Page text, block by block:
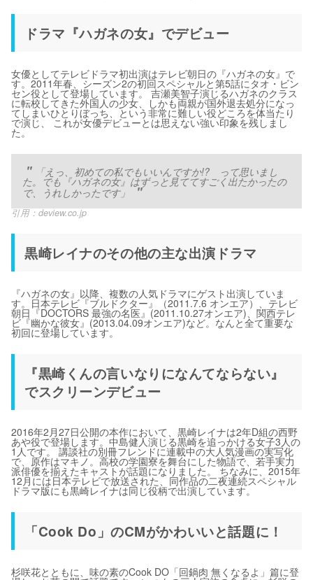
ドラマ『ハガネの女』でデビュー
女優としてテレビドラマ初出演はテレビ朝日の『ハガネの女』で
す。2011年春、シーズン2の初回スペシャルと第5話にタオ・ビン
セン役として登場しています。 吉瀬美智子演じるハガネのクラス
に転校してきた外国人の少女、しかも両親が国外退去処分になっ
てしまいひとりぼっち、という非常に難しい役どころを体当たり
で演じ、 これが女優デビューとは思えない強い印象を残しまし
た。
「えっ、初めての私でもいいんですか!? って思いまし
た。でも『ハガネの女』はずっと見ててすごく出たかったの
で、うれしかったです」
引用：deview.co.jp
黒崎レイナのその他の主な出演ドラマ
『ハガネの女』以降、複数の人気ドラマにゲスト出演していま
す。日本テレビ『ブルドクター』（2011.7.6 オンエア）、テレビ
朝日『DOCTORS 最強の名医』(2011.10.27オンエア)、関西テレ
ビ『幽かな彼女』(2013.04.09オンエア)など。なんと全て重要な
初回に登場しています。
『黒崎くんの言いなりになんてならない』
でスクリーンデビュー
2016年2月27日公開の本作において、黒崎レイナは2年D組の西野
あや役で登場します。中島健人演じる黒崎を追っかける女子3人の
1人です。 講談社の別冊フレンドに連載中の大人気漫画の実写化
で、原作はマキノ。高校の学園寮を舞台にした物語で、若手実力
派俳優を揃えたキャストが話題になりました。 ちなみに、2015年
12月には日本テレビで放送された、同作品の二夜連続スペシャル
ドラマ版にも黒崎レイナは同じ役柄で出演しています。
「Cook Do」のCMがかわいいと話題に！
杉咲花とともに、味の素のCook DO「回鍋肉 無くなるよ」篇に登